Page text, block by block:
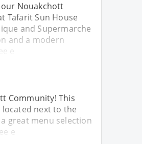
Nouakchott
Tafarit Sun House
and Supermarche
and a modern
e
Community! This
next to the
great menu selection
e